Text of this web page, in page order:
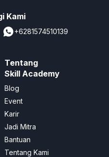
Kami
+6281574510139
Tentang
Skill Academy
Blog
Event
Karir
Jadi Mitra
Bantuan
Tentang Kami